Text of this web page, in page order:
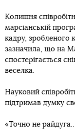
Колишня
марсіанській
кадру,
зазначила, що на
спостерігається
веселка.
Науковий
підтримав думку
«Точно не